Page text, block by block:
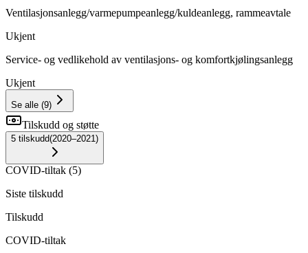
Ventilasjonsanlegg/varmepumpeanlegg/kuldeanlegg, rammeavtale
Ukjent
Service- og vedlikehold av ventilasjons- og komfortkjølingsanlegg
Ukjent
Se alle (9)
Tilskudd og støtte
5 tilskudd(2020–2021 )
COVID-tiltak (5)
Siste tilskudd
Tilskudd
COVID-tiltak